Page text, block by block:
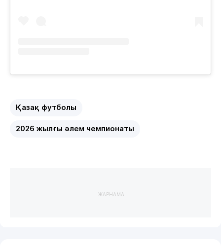
Қазақ футболы
2026 жылғы әлем чемпионаты
ЖАРНАМА